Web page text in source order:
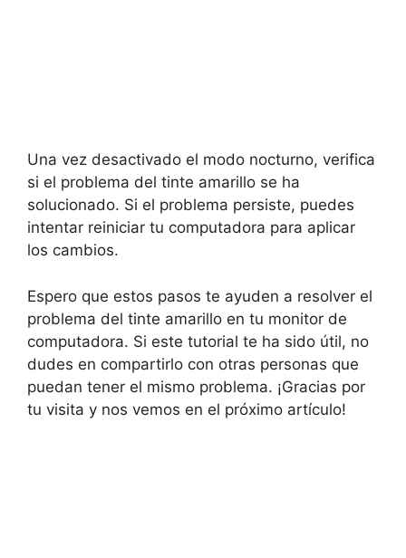
Una vez desactivado el modo nocturno, verifica
si el problema del tinte amarillo se ha
solucionado. Si el problema persiste, puedes
intentar reiniciar tu computadora para aplicar
los cambios.
Espero que estos pasos te ayuden a resolver el
problema del tinte amarillo en tu monitor de
computadora. Si este tutorial te ha sido útil, no
dudes en compartirlo con otras personas que
puedan tener el mismo problema. ¡Gracias por
tu visita y nos vemos en el próximo artículo!